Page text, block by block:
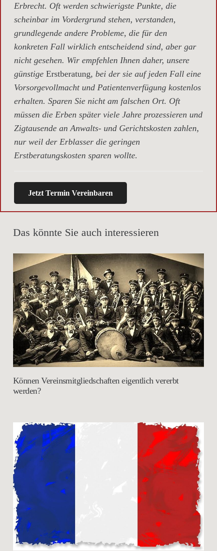
Erbrecht. Oft werden schwierigste Punkte, die
scheinbar im Vordergrund stehen, verstanden,
grundlegende andere Probleme, die für den
konkreten Fall wirklich entscheidend sind, aber gar
nicht gesehen. Wir empfehlen Ihnen daher, unsere
günstige Erstberatung, bei der sie auf jeden Fall eine
Vorsorgevollmacht und Patientenverfügung kostenlos
erhalten. Sparen Sie nicht am falschen Ort. Oft
müssen die Erben später viele Jahre prozessieren und
Zigtausende an Anwalts- und Gerichtskosten zahlen,
nur weil der Erblasser die geringen
Erstberatungskosten sparen wollte.
Jetzt Termin Vereinbaren
Das könnte Sie auch interessieren
Können Vereinsmitgliedschaften eigentlich vererbt
werden?